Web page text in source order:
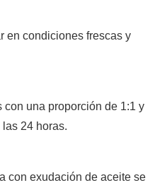
en condiciones frescas y
con una proporción de 1:1 y
24 horas.
con exudación de aceite se